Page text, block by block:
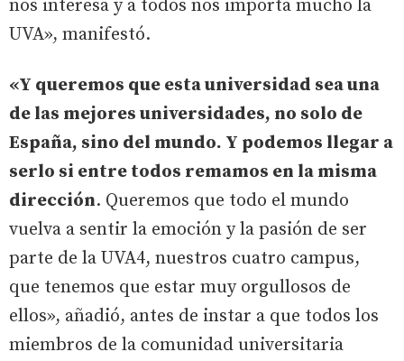
nos interesa y a todos nos importa mucho la
UVA», manifestó.
«Y queremos que esta universidad sea una
de las mejores universidades, no solo de
España, sino del mundo. Y podemos llegar a
serlo si entre todos remamos en la misma
dirección. Queremos que todo el mundo
vuelva a sentir la emoción y la pasión de ser
parte de la UVA4, nuestros cuatro campus,
que tenemos que estar muy orgullosos de
ellos», añadió, antes de instar a que todos los
miembros de la comunidad universitaria